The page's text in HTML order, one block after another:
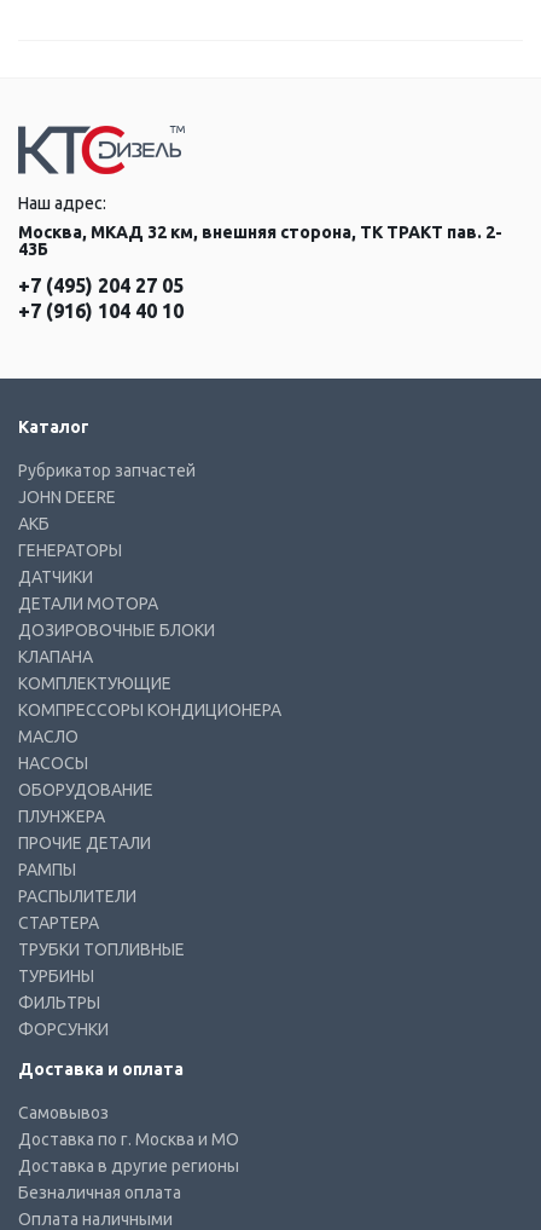
Наш адрес:
Москва, МКАД 32 км, внешняя сторона, ТК ТРАКТ пав. 2-
43Б
+7 (495) 204 27 05
+7 (916) 104 40 10
Каталог
Рубрикатор запчастей
JOHN DEERE
АКБ
ГЕНЕРАТОРЫ
ДАТЧИКИ
ДЕТАЛИ МОТОРА
ДОЗИРОВОЧНЫЕ БЛОКИ
КЛАПАНА
КОМПЛЕКТУЮЩИЕ
КОМПРЕССОРЫ КОНДИЦИОНЕРА
МАСЛО
НАСОСЫ
ОБОРУДОВАНИЕ
ПЛУНЖЕРА
ПРОЧИЕ ДЕТАЛИ
РАМПЫ
РАСПЫЛИТЕЛИ
СТАРТЕРА
ТРУБКИ ТОПЛИВНЫЕ
ТУРБИНЫ
ФИЛЬТРЫ
ФОРСУНКИ
Доставка и оплата
Самовывоз
Доставка по г. Москва и МО
Доставка в другие регионы
Безналичная оплата
Оплата наличными